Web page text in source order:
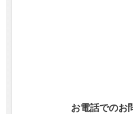
お電話でのお